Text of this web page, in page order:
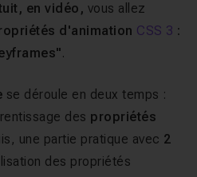
en vidéo, vous allez
d'animation CSS 3 :
.
se déroule en deux temps :
des propriétés
une partie pratique avec 2
des propriétés